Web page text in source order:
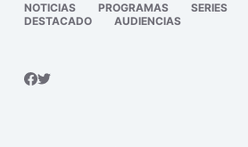
NOTICIAS PROGRAMAS SERIES
DESTACADO
AUDIENCIAS